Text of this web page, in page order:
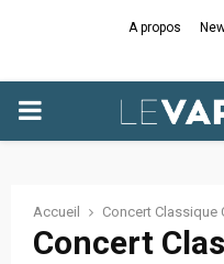
A propos
PRIMARY
Accueil Concert Classique
Concert